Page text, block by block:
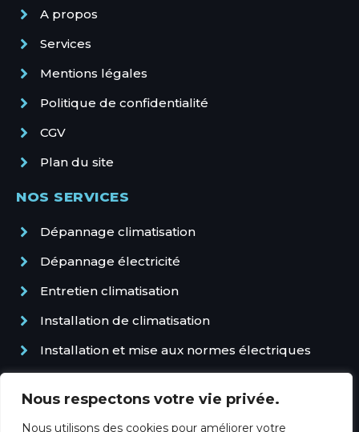
Nous respectons votre vie privée.
Nous utilisons des cookies pour améliorer votre
Entretien Climatisation Menton
Entretien Climatisation Monaco
Entretien Climatisation Villeneuve-loubet
A propos
Services
Mentions légales
Politique de confidentialité
CGV
Plan du site
NOS SERVICES
Dépannage climatisation
Dépannage électricité
Entretien climatisation
Installation de climatisation
Installation et mise aux normes électriques
Sécurisation électrique : alarmes,
vidéosurveillance et protections